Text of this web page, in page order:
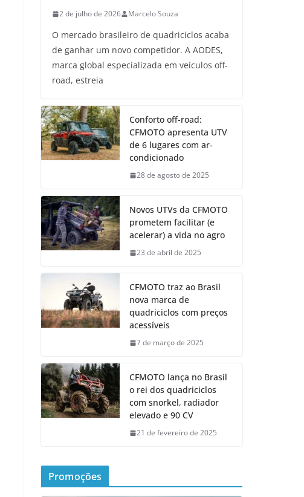
2 de julho de 2026 Marcelo Souza
O mercado brasileiro de quadriciclos acaba
de ganhar um novo competidor. A AODES,
marca global especializada em veículos off-
road, estreia
Conforto off-road:
CFMOTO apresenta UTV
de 6 lugares com ar-
condicionado
28 de agosto de 2025
Novos UTVs da CFMOTO
prometem facilitar (e
acelerar) a vida no agro
23 de abril de 2025
CFMOTO traz ao Brasil
nova marca de
quadriciclos com preços
acessíveis
7 de março de 2025
CFMOTO lança no Brasil
o rei dos quadriciclos
com snorkel, radiador
elevado e 90 CV
21 de fevereiro de 2025
Promoções